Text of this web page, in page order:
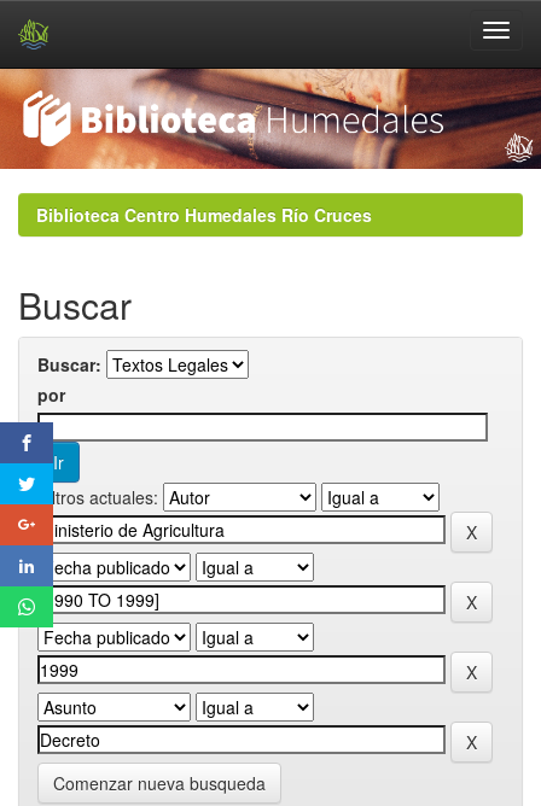
navigationBiblioteca Centro Humedales Río Cruces
Buscar
Buscar:
por
Filtros actuales:
Comenzar nueva busqueda